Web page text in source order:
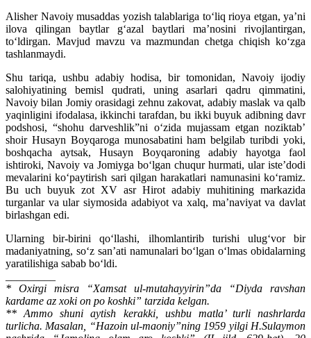
Alisher Navoiy musaddas yozish talablariga to‘liq rioya etgan, ya’ni
ilova qilingan baytlar g‘azal baytlari ma’nosini rivojlantirgan,
to‘ldirgan. Mavjud mavzu va mazmundan chetga chiqish ko‘zga
tashlanmaydi.
Shu tariqa, ushbu adabiy hodisa, bir tomonidan, Navoiy ijodiy
salohiyatining bemisl qudrati, uning asarlari qadru qimmatini,
Navoiy bilan Jomiy orasidagi zehnu zakovat, adabiy maslak va qalb
yaqinligini ifodalasa, ikkinchi tarafdan, bu ikki buyuk adibning davr
podshosi, “shohu darveshlik”ni o‘zida mujassam etgan noziktab’
shoir Husayn Boyqaroga munosabatini ham belgilab turibdi yoki,
boshqacha aytsak, Husayn Boyqaroning adabiy hayotga faol
ishtiroki, Navoiy va Jomiyga bo‘lgan chuqur hurmati, ular iste’dodi
mevalarini ko‘paytirish sari qilgan harakatlari namunasini ko‘ramiz.
Bu uch buyuk zot XV asr Hirot adabiy muhitining markazida
turganlar va ular siymosida adabiyot va xalq, ma’naviyat va davlat
birlashgan edi.
Ularning bir-birini qo‘llashi, ilhomlantirib turishi ulug‘vor bir
madaniyatning, so‘z san’ati namunalari bo‘lgan o‘lmas obidalarning
yaratilishiga sabab bo‘ldi.
* Oxirgi misra “Xamsat ul-mutahayyirin”da “Diyda ravshan
kardame az xoki on po koshki” tarzida kelgan.
** Ammo shuni aytish kerakki, ushbu matla’ turli nashrlarda
turlicha. Masalan, “Hazoin ul-maoniy”ning 1959 yilgi H.Sulaymon